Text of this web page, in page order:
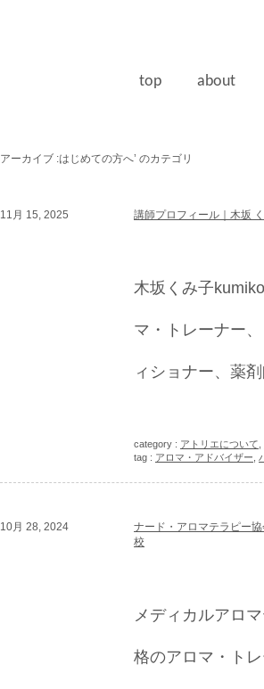
top about
アーカイブ :はじめての方へ’ のカテゴリ
11月 15, 2025 講師プロフィール｜木坂
木坂くみ子
マ・トレーナー
ィショナー、薬
category : アトリエについて
tag : アロマ・アドバイザー
10月 28, 2024
ナード・アロマテラピー
校
メディカルアロ
格のアロマ・ト